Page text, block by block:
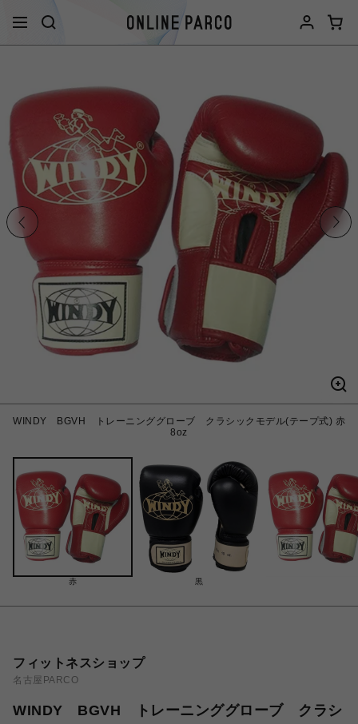
WINDY BGVH トレーニンググローブ クラシックモデル(テープ式) 赤
8oz
赤 黒
フィットネスショップ
名古屋PARCO
WINDY BGVH トレーニンググローブ クラシ